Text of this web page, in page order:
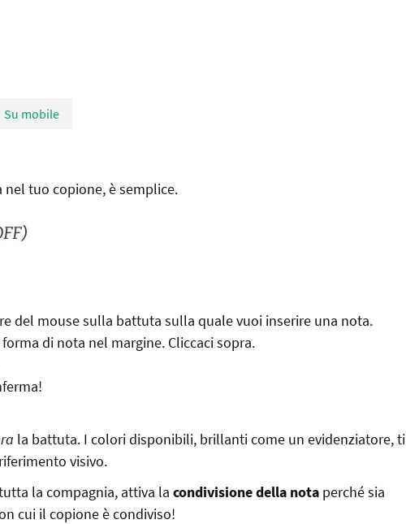
Su mobile
nel tuo copione, è semplice.
del mouse sulla battuta sulla quale vuoi inserire una nota.
di nota nel margine. Cliccaci sopra.
la battuta. I colori disponibili, brillanti come un evidenziatore, ti
visivo.
la compagnia, attiva la condivisione della nota perché sia
cui il copione è condiviso!